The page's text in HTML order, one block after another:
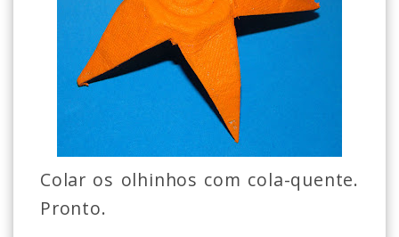
Colar os olhinhos com cola-quente.
Pronto.